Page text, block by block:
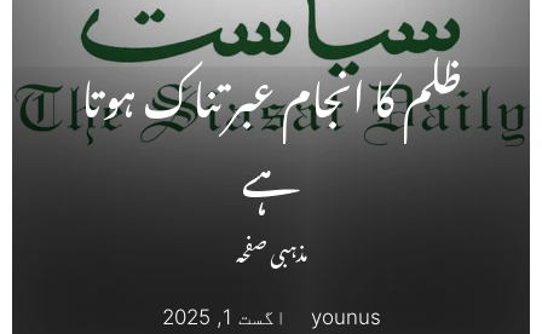
ظلم کا انجام عبرتناک ہوتا
ہے
مذہبی صفحہ
younus اگست 1, 2025